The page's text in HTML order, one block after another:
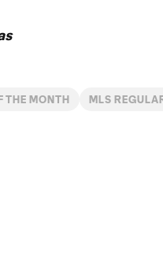
THE MONTH MLS